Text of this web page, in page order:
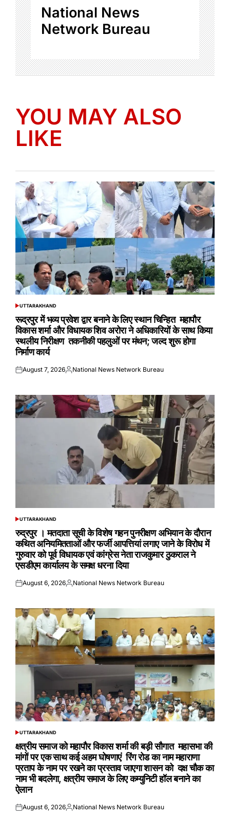
National News
Network Bureau
YOU MAY ALSO
LIKE
POSTED
UTTARAKHAND
रूद्रपुर में भव्य प्रवेश द्वार बनाने के लिए स्थान चिन्हित महापौर
विकास शर्मा और विधायक शिव अरोरा ने अधिकारियों के साथ किया
स्थलीय निरीक्षण तकनीकी पहलुओं पर मंथन; जल्द शुरू होगा
निर्माण कार्य
Posted
August 7, 2026Posted
National News Network Bureau
POSTED
UTTARAKHAND
रुद्रपुर । मतदाता सूची के विशेष गहन पुनरीक्षण अभियान के दौरान
कथित अनियमितताओं और फर्जी आपत्तियां लगाए जाने के विरोध में
गुरुवार को पूर्व विधायक एवं कांग्रेस नेता राजकुमार ठुकराल ने
एसडीएम कार्यालय के समक्ष धरना दिया
Posted
August 6, 2026Posted
National News Network Bureau
POSTED
UTTARAKHAND
क्षत्रीय समाज को महापौर विकास शर्मा की बड़ी सौगात महासभा की
मांगों पर एक साथ कई अहम घोषणाएं रिंग रोड का नाम महाराणा
प्रताप के नाम पर रखने का प्रस्ताव जाएगा शासन को दक्ष चौक का
नाम भी बदलेगा, क्षत्रीय समाज के लिए कम्युनिटी हॉल बनाने का
ऐलान
Posted
August 6, 2026Posted
National News Network Bureau